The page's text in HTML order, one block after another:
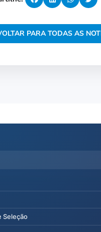
PARA TODAS AS
Seleção